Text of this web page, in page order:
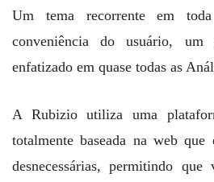
Um tema recorrente em
conveniência do usuário, um
enfatizado em quase todas as
A Rubizio utiliza uma
totalmente baseada na web que
desnecessárias, permitindo